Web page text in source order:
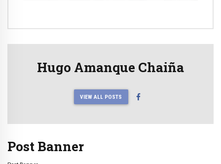
Hugo Amanque Chaiña
VIEW ALL POSTS
Post Banner